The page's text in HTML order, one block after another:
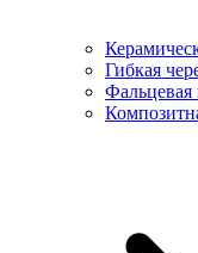
Гибкая
Фальцевая